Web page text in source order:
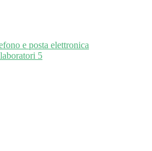
e posta elettronica
5